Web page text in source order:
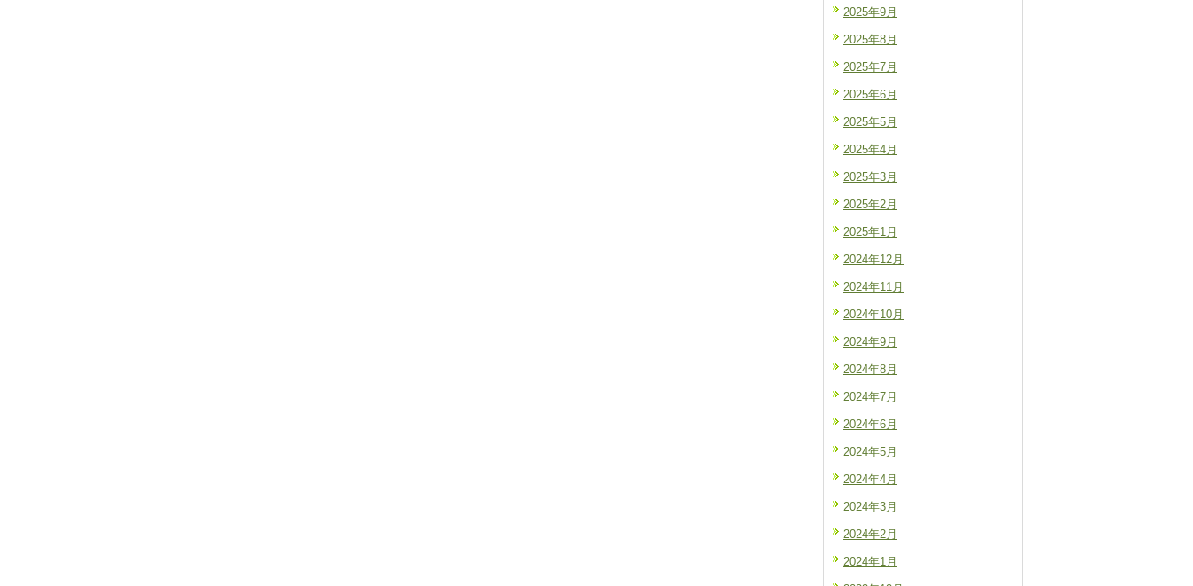
2025年9月
2025年8月
2025年7月
2025年6月
2025年5月
2025年4月
2025年3月
2025年2月
2025年1月
2024年12月
2024年11月
2024年10月
2024年9月
2024年8月
2024年7月
2024年6月
2024年5月
2024年4月
2024年3月
2024年2月
2024年1月